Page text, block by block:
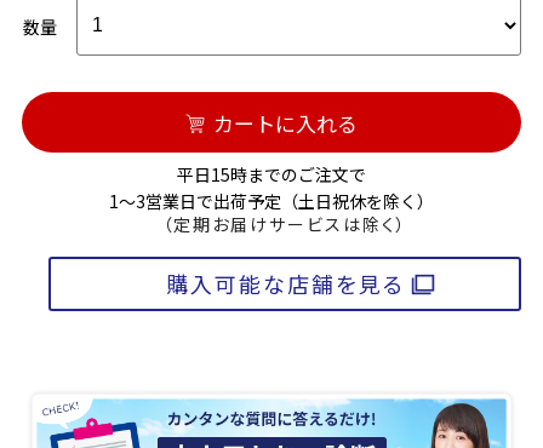
数量
カートに入れる
平日15時までのご注文で
1～3営業日で出荷予定（土日祝休を除く）
（定期お届けサービスは除く）
購入可能な店舗を見る